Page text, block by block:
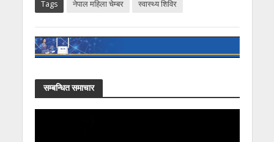
Tags नेपाल महिला चेम्बर स्वास्थ्य शिविर
सम्बन्धित समाचार